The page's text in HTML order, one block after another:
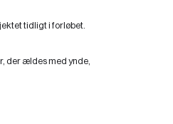
tidligt i forløbet.
der ældes med ynde,